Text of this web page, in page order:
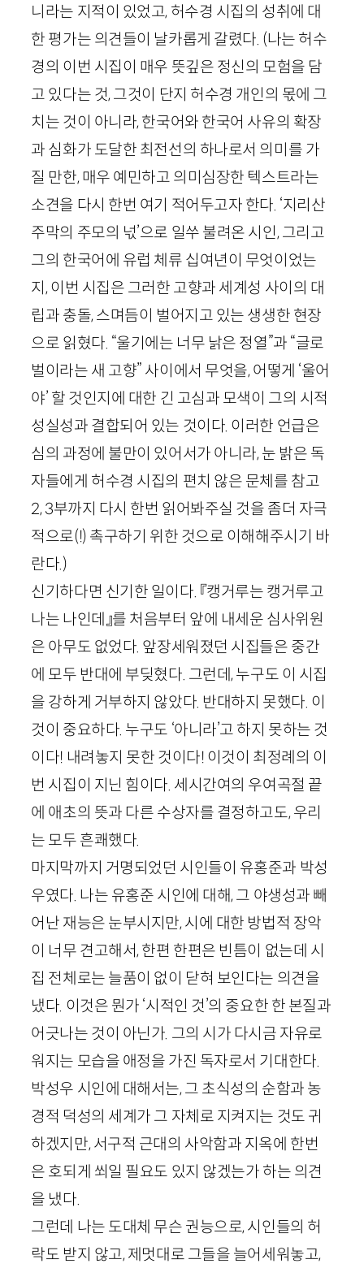
니라는 지적이 있었고, 허수경 시집의 성취에 대
한 평가는 의견들이 날카롭게 갈렸다. (나는 허수
경의 이번 시집이 매우 뜻깊은 정신의 모험을 담
고 있다는 것, 그것이 단지 허수경 개인의 몫에 그
치는 것이 아니라, 한국어와 한국어 사유의 확장
과 심화가 도달한 최전선의 하나로서 의미를 가
질 만한, 매우 예민하고 의미심장한 텍스트라는
소견을 다시 한번 여기 적어두고자 한다. ‘지리산
주막의 주모의 넋’으로 일쑤 불려온 시인, 그리고
그의 한국어에 유럽 체류 십여년이 무엇이었는
지, 이번 시집은 그러한 고향과 세계성 사이의 대
립과 충돌, 스며듬이 벌어지고 있는 생생한 현장
으로 읽혔다. “울기에는 너무 낡은 정열”과 “글로
벌이라는 새 고향” 사이에서 무엇을, 어떻게 ‘울어
야’ 할 것인지에 대한 긴 고심과 모색이 그의 시적
성실성과 결합되어 있는 것이다. 이러한 언급은
심의 과정에 불만이 있어서가 아니라, 눈 밝은 독
자들에게 허수경 시집의 편치 않은 문체를 참고
2,3부까지 다시 한번 읽어봐주실 것을 좀더 자극
적으로(!) 촉구하기 위한 것으로 이해해주시기 바
란다.)
신기하다면 신기한 일이다. 『캥거루는 캥거루고
나는 나인데』를 처음부터 앞에 내세운 심사위원
은 아무도 없었다. 앞장세워졌던 시집들은 중간
에 모두 반대에 부딪혔다. 그런데, 누구도 이 시집
을 강하게 거부하지 않았다. 반대하지 못했다. 이
것이 중요하다. 누구도 ‘아니라’고 하지 못하는 것
이다! 내려놓지 못한 것이다! 이것이 최정례의 이
번 시집이 지닌 힘이다. 세시간여의 우여곡절 끝
에 애초의 뜻과 다른 수상자를 결정하고도, 우리
는 모두 흔쾌했다.
마지막까지 거명되었던 시인들이 유홍준과 박성
우였다. 나는 유홍준 시인에 대해, 그 야생성과 빼
어난 재능은 눈부시지만, 시에 대한 방법적 장악
이 너무 견고해서, 한편 한편은 빈틈이 없는데 시
집 전체로는 늘품이 없이 닫혀 보인다는 의견을
냈다. 이것은 뭔가 ‘시적인 것’의 중요한 한 본질과
어긋나는 것이 아닌가. 그의 시가 다시금 자유로
워지는 모습을 애정을 가진 독자로서 기대한다.
박성우 시인에 대해서는, 그 초식성의 순함과 농
경적 덕성의 세계가 그 자체로 지켜지는 것도 귀
하겠지만, 서구적 근대의 사악함과 지옥에 한번
은 호되게 쐬일 필요도 있지 않겠는가 하는 의견
을 냈다.
그런데 나는 도대체 무슨 권능으로, 시인들의 허
락도 받지 않고, 제멋대로 그들을 늘어세워놓고,